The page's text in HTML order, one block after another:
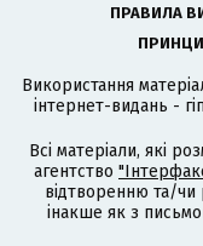
ПРАВИЛА
Використання
інтернет-видань -
Всі матеріали, які
агентство
відтворенню та/
інакше як з